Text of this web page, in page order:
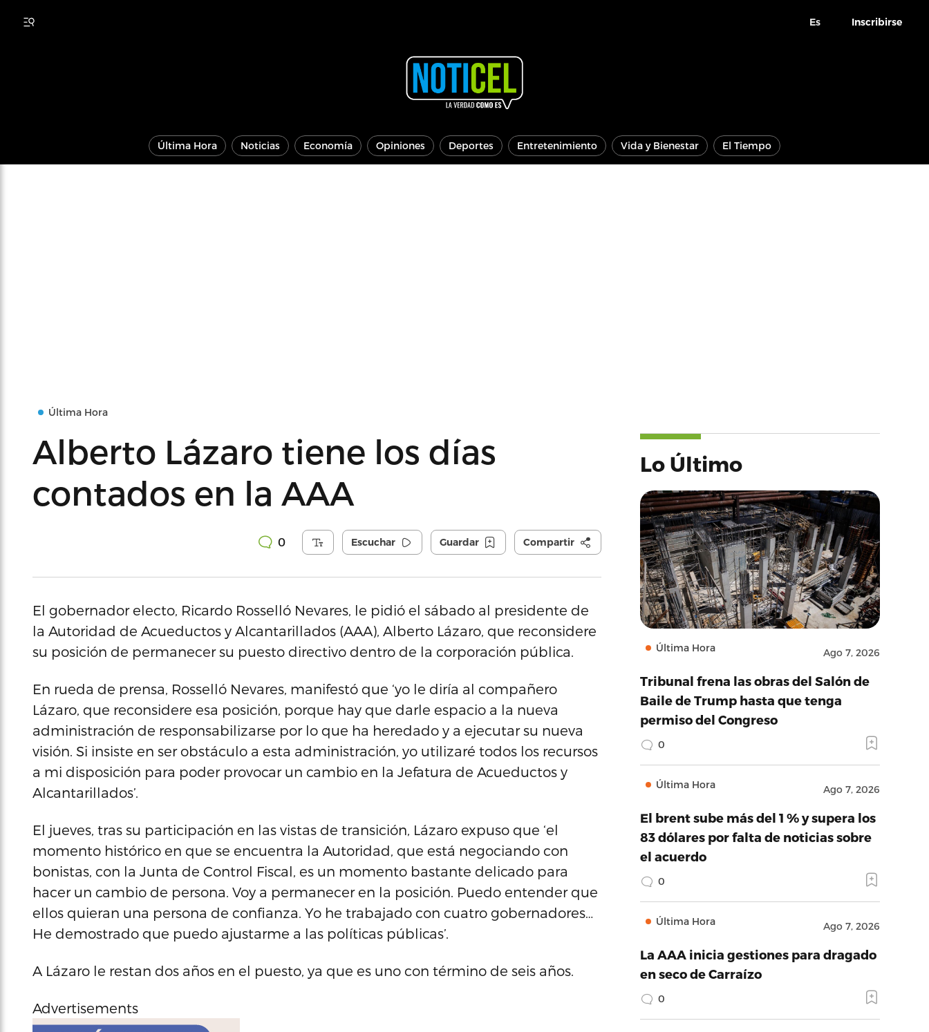
Es Inscribirse
Última Hora Noticias Economía Opiniones Deportes Entretenimiento Vida y Bienestar El Tiempo
Última Hora
Alberto Lázaro tiene los días
contados en la AAA
0 Escuchar Guardar Compartir
El gobernador electo, Ricardo Rosselló Nevares, le pidió el sábado al presidente de
la Autoridad de Acueductos y Alcantarillados (AAA), Alberto Lázaro, que reconsidere
su posición de permanecer su puesto directivo dentro de la corporación pública.
En rueda de prensa, Rosselló Nevares, manifestó que ‘yo le diría al compañero
Lázaro, que reconsidere esa posición, porque hay que darle espacio a la nueva
administración de responsabilizarse por lo que ha heredado y a ejecutar su nueva
visión. Si insiste en ser obstáculo a esta administración, yo utilizaré todos los recursos
a mi disposición para poder provocar un cambio en la Jefatura de Acueductos y
Alcantarillados’.
El jueves, tras su participación en las vistas de transición, Lázaro expuso que ‘el
momento histórico en que se encuentra la Autoridad, que está negociando con
bonistas, con la Junta de Control Fiscal, es un momento bastante delicado para
hacer un cambio de persona. Voy a permanecer en la posición. Puedo entender que
ellos quieran una persona de confianza. Yo he trabajado con cuatro gobernadores…
He demostrado que puedo ajustarme a las políticas públicas’.
A Lázaro le restan dos años en el puesto, ya que es uno con término de seis años.
Advertisements
Lo Último
Última Hora Ago 7, 2026
Tribunal frena las obras del Salón de
Baile de Trump hasta que tenga
permiso del Congreso
0
Última Hora Ago 7, 2026
El brent sube más del 1 % y supera los
83 dólares por falta de noticias sobre
el acuerdo
0
Última Hora Ago 7, 2026
La AAA inicia gestiones para dragado
en seco de Carraízo
0